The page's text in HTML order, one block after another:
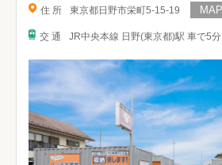
住 所 東京都日野市栄町5-15-19
交 通 JR中央本線 日野(東京都)駅 車で5分